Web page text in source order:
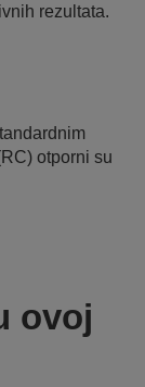
rezultata.
otporni su
ovoj